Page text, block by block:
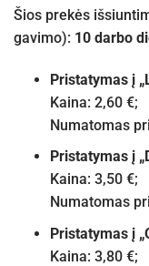
Šios prekės
gavimo): 10 darbo
Pristatymas į
Kaina: 2,60 €;
Numatomas
Pristatymas į
Kaina: 3,50 €;
Numatomas
Pristatymas į
Kaina: 3,80 €;